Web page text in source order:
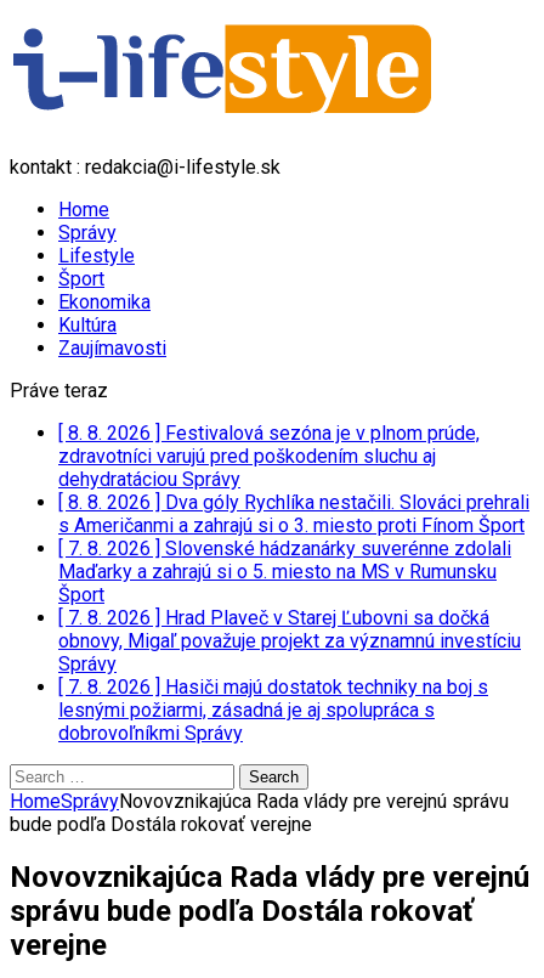
kontakt : redakcia@i-lifestyle.sk
Home
Správy
Lifestyle
Šport
Ekonomika
Kultúra
Zaujímavosti
Práve teraz
[ 8. 8. 2026 ] Festivalová sezóna je v plnom prúde,
zdravotníci varujú pred poškodením sluchu aj
dehydratáciou Správy
[ 8. 8. 2026 ] Dva góly Rychlíka nestačili. Slováci prehrali
s Američanmi a zahrajú si o 3. miesto proti Fínom Šport
[ 7. 8. 2026 ] Slovenské hádzanárky suverénne zdolali
Maďarky a zahrajú si o 5. miesto na MS v Rumunsku
Šport
[ 7. 8. 2026 ] Hrad Plaveč v Starej Ľubovni sa dočká
obnovy, Migaľ považuje projekt za významnú investíciu
Správy
[ 7. 8. 2026 ] Hasiči majú dostatok techniky na boj s
lesnými požiarmi, zásadná je aj spolupráca s
dobrovoľníkmi Správy
Search
for:
HomeSprávyNovovznikajúca Rada vlády pre verejnú správu
bude podľa Dostála rokovať verejne
Novovznikajúca Rada vlády pre verejnú
správu bude podľa Dostála rokovať
verejne